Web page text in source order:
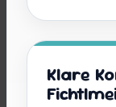
Klare